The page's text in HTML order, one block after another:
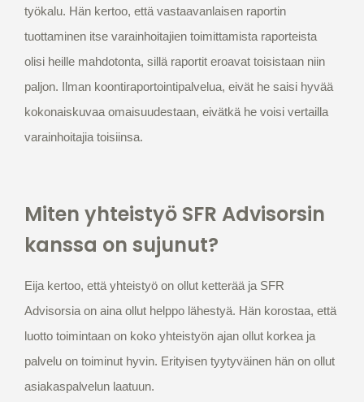
työkalu. Hän kertoo, että vastaavanlaisen raportin
tuottaminen itse varainhoitajien toimittamista raporteista
olisi heille mahdotonta, sillä raportit eroavat toisistaan niin
paljon. Ilman koontiraportointipalvelua, eivät he saisi hyvää
kokonaiskuvaa omaisuudestaan, eivätkä he voisi vertailla
varainhoitajia toisiinsa.
Miten yhteistyö SFR Advisorsin
kanssa on sujunut?
Eija kertoo, että yhteistyö on ollut ketterää ja SFR
Advisorsia on aina ollut helppo lähestyä. Hän korostaa, että
luotto toimintaan on koko yhteistyön ajan ollut korkea ja
palvelu on toiminut hyvin. Erityisen tyytyväinen hän on ollut
asiakaspalvelun laatuun.